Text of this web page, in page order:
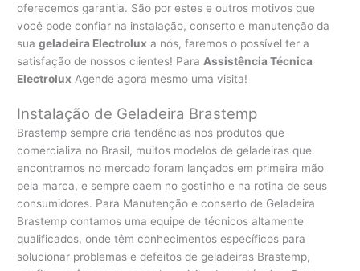
oferecemos garantia. São por estes e outros motivos que
você pode confiar na instalação, conserto e manutenção da
suageladeira Electrolux a nós, faremos o possível ter a
satisfação de nossos clientes! Para Assistência Técnica
Electrolux Agende agora mesmo uma visita!
Instalação de Geladeira Brastemp
Brastemp sempre cria tendências nos produtos que
comercializa no Brasil, muitos modelos de geladeiras que
encontramos no mercado foram lançados em primeira mão
pela marca, e sempre caem no gostinho e na rotina de seus
consumidores. Para Manutenção e conserto de Geladeira
Brastemp contamos uma equipe de técnicos altamente
qualificados, onde têm conhecimentos específicos para
solucionar problemas e defeitos de geladeiras Brastemp,